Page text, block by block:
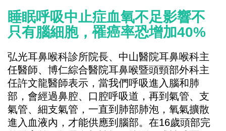
睡眠呼吸中止症血氧不足影響不
只有腦細胞，罹癌率恐增加40%
弘光耳鼻喉科診所院長、中山醫院耳鼻喉科主
任醫師、博仁綜合醫院耳鼻喉暨頭頸部外科主
任許文龍醫師表示，當我們呼吸進入腦和肺
部，會經過鼻腔、口腔呼吸道，再到氣管、支
氣管、細支氣管，一直到肺部肺泡，氧氣擴散
進入血液內，才能供應到腦部。在16歲頭部完